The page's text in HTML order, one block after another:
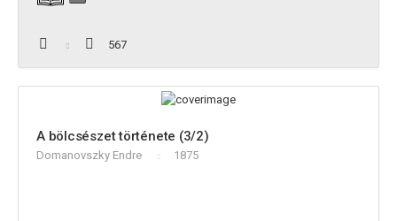
567
A bölcsészet története (3/2)
Domanovszky Endre 1875